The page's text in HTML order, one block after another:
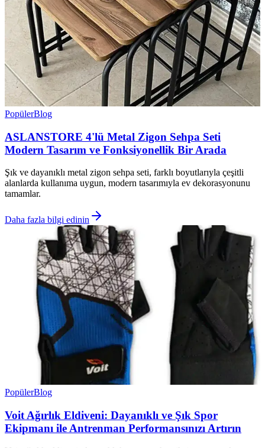
PopülerBlog
ASLANSTORE 4'lü Metal Zigon Sehpa Seti
Modern Tasarım ve Fonksiyonellik Bir Arada
Şık ve dayanıklı metal zigon sehpa seti, farklı boyutlarıyla çeşitli
alanlarda kullanıma uygun, modern tasarımıyla ev dekorasyonunu
tamamlar.
Daha fazla bilgi edinin
PopülerBlog
Voit Ağırlık Eldiveni: Dayanıklı ve Şık Spor
Ekipmanı ile Antrenman Performansınızı Artırın